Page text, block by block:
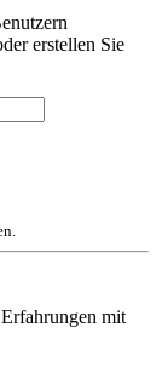
erstellen Sie
mit